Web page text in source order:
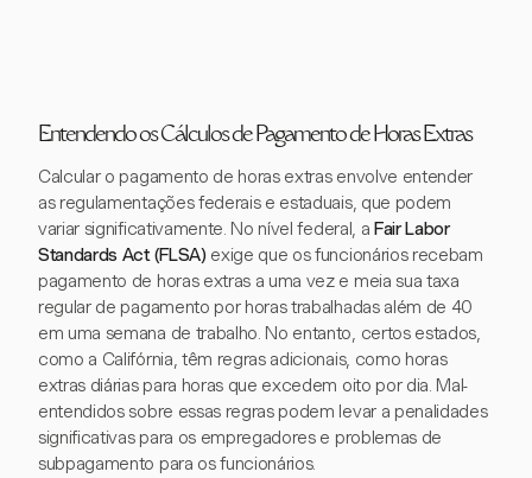
Entendendo os Cálculos de Pagamento de Horas Extras
Calcular o pagamento de horas extras envolve entender
as regulamentações federais e estaduais, que podem
variar significativamente. No nível federal, a Fair Labor
Standards Act (FLSA)exige que os funcionários recebam
pagamento de horas extras a uma vez e meia sua taxa
regular de pagamento por horas trabalhadas além de 40
em uma semana de trabalho. No entanto, certos estados,
como a Califórnia, têm regras adicionais, como horas
extras diárias para horas que excedem oito por dia. Mal-
entendidos sobre essas regras podem levar a penalidades
significativas para os empregadores e problemas de
subpagamento para os funcionários.